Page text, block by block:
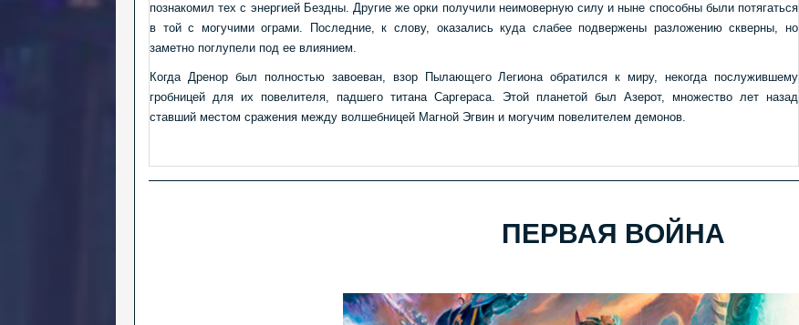
познакомил тех с энергией Бездны. Другие же орки получили неимоверную силу и ныне способны были потягаться
в той с могучими ограми. Последние, к слову, оказались куда слабее подвержены разложению скверны, но
заметно поглупели под ее влиянием.
Когда Дренор был полностью завоеван, взор Пылающего Легиона обратился к миру, некогда послужившему
гробницей для их повелителя, падшего титана Саргераса. Этой планетой был Азерот, множество лет назад
ставший местом сражения между волшебницей Магной Эгвин и могучим повелителем демонов.
ПЕРВАЯ ВОЙНА